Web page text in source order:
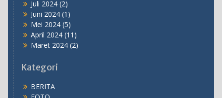
Juli 2024(2)
Juni 2024(1)
Mei 2024(5)
April 2024(11)
Maret 2024(2)
Kategori
BERITA